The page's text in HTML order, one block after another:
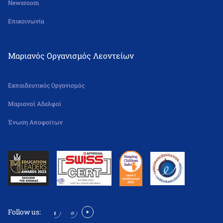
Newsroom
Επικοινωνία
Μαριανός Οργανισμός Λεοντείων
Εκπαιδευτικός Οργανισμός
Μαριανοί Αδελφοί
Ένωση Αποφοίτων
Follow us: